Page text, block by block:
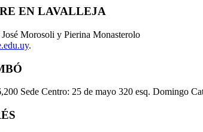
EN LAVALLEJA
Morosoli y Pierina Monasterolo
.
Sede Centro: 25 de mayo 320 esq. Domingo